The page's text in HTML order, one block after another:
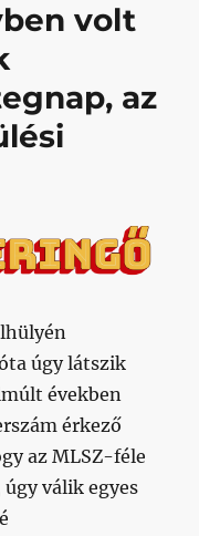
volt
az
úgy látszik
években
érkező
az MLSZ-féle
válik egyes